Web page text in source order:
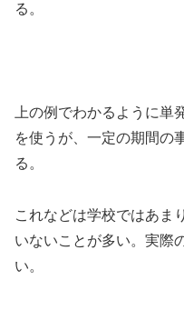
る。
上の例でわかるように単
を使うが、一定の期間の
る。
これなどは学校ではあま
いないことが多い。実際
い。